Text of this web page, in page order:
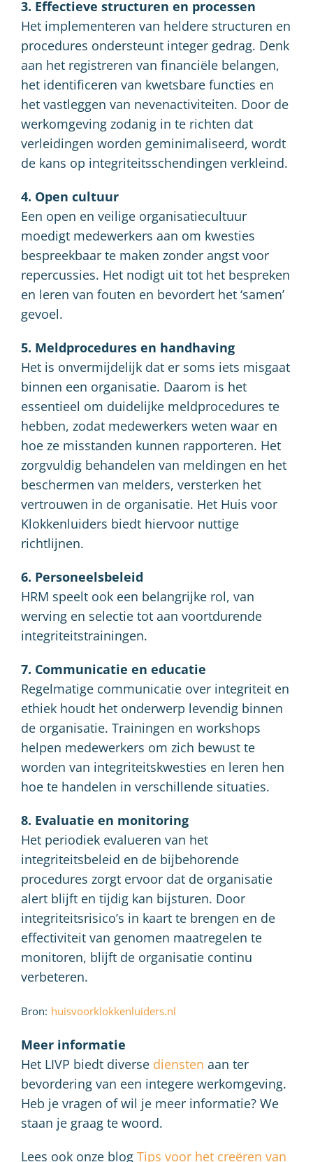
3. Effectieve structuren en processen
Het implementeren van heldere structuren en
procedures ondersteunt integer gedrag. Denk
aan het registreren van financiële belangen,
het identificeren van kwetsbare functies en
het vastleggen van nevenactiviteiten. Door de
werkomgeving zodanig in te richten dat
verleidingen worden geminimaliseerd, wordt
de kans op integriteitsschendingen verkleind.
4. Open cultuur
Een open en veilige organisatiecultuur
moedigt medewerkers aan om kwesties
bespreekbaar te maken zonder angst voor
repercussies. Het nodigt uit tot het bespreken
en leren van fouten en bevordert het ‘samen’
gevoel.
5. Meldprocedures en handhaving
Het is onvermijdelijk dat er soms iets misgaat
binnen een organisatie. Daarom is het
essentieel om duidelijke meldprocedures te
hebben, zodat medewerkers weten waar en
hoe ze misstanden kunnen rapporteren. Het
zorgvuldig behandelen van meldingen en het
beschermen van melders, versterken het
vertrouwen in de organisatie. Het Huis voor
Klokkenluiders biedt hiervoor nuttige
richtlijnen.
6. Personeelsbeleid
HRM speelt ook een belangrijke rol, van
werving en selectie tot aan voortdurende
integriteitstrainingen.
7. Communicatie en educatie
Regelmatige communicatie over integriteit en
ethiek houdt het onderwerp levendig binnen
de organisatie. Trainingen en workshops
helpen medewerkers om zich bewust te
worden van integriteitskwesties en leren hen
hoe te handelen in verschillende situaties.
8. Evaluatie en monitoring
Het periodiek evalueren van het
integriteitsbeleid en de bijbehorende
procedures zorgt ervoor dat de organisatie
alert blijft en tijdig kan bijsturen. Door
integriteitsrisico’s in kaart te brengen en de
effectiviteit van genomen maatregelen te
monitoren, blijft de organisatie continu
verbeteren.
Bron: huisvoorklokkenluiders.nl
Meer informatie
Het LIVP biedt diverse diensten aan ter
bevordering van een integere werkomgeving.
Heb je vragen of wil je meer informatie? We
staan je graag te woord.
Lees ook onze blog Tips voor het creëren van